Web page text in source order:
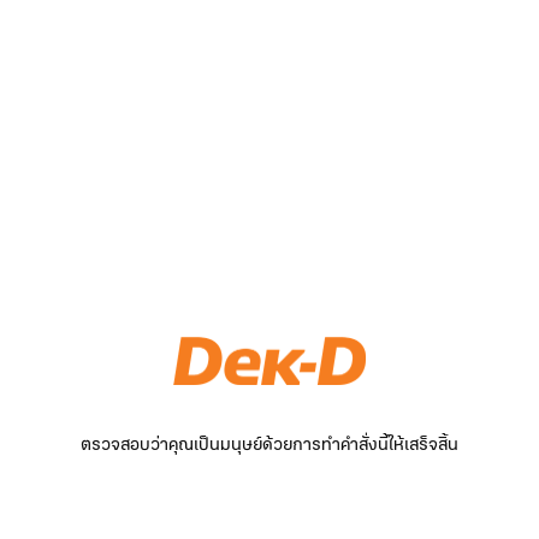
ตรวจสอบว่าคุณเป็นมนุษย์ด้วยการทำคำสั่งนี้ให้เสร็จสิ้น